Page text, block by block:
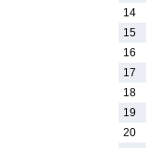
14
15
16
17
18
19
20